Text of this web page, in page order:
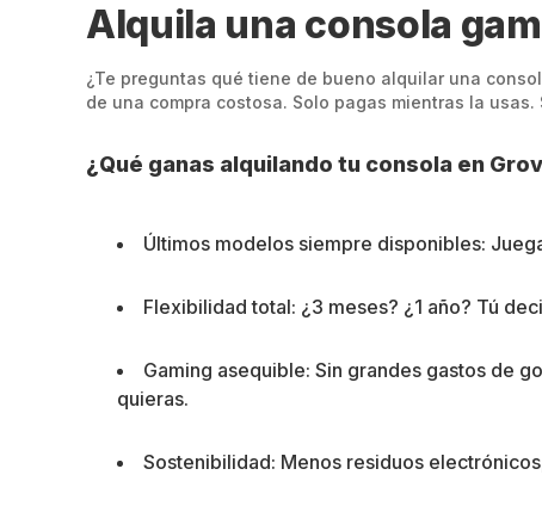
Alquila una consola
¿Te preguntas qué tiene de bueno alquilar una
de una compra costosa. Solo pagas mientras la
¿Qué ganas alquilando tu consola en
Últimos modelos siempre disponibles:
Flexibilidad total: ¿3 meses? ¿1 año? Tú
Gaming asequible: Sin grandes gastos de
quieras.
Sostenibilidad: Menos residuos